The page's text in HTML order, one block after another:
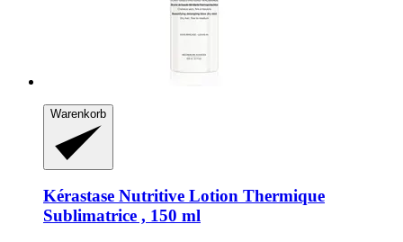
Warenkorb
Kérastase Nutritive Lotion Thermique
Sublimatrice , 150 ml